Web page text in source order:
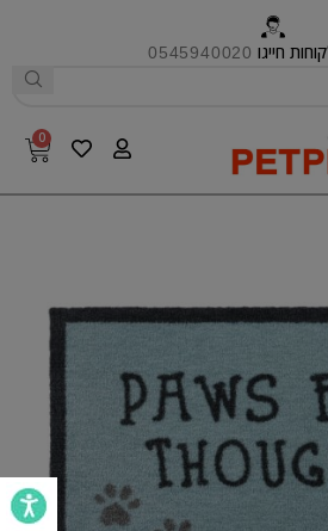
חייגו 0545940020
0